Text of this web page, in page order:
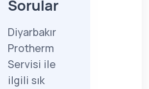
Sorular
Diyarbakır
Protherm
Servisi ile
ilgili sık